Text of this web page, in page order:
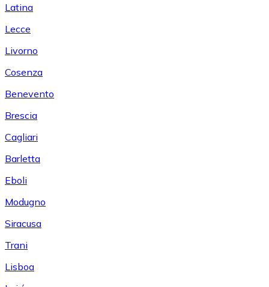
Latina
Lecce
Livorno
Cosenza
Benevento
Brescia
Cagliari
Barletta
Eboli
Modugno
Siracusa
Trani
Lisboa